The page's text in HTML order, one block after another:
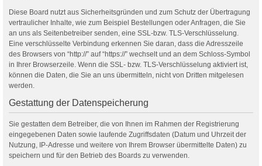
Diese Board nutzt aus Sicherheitsgründen und zum Schutz der Übertragung
vertraulicher Inhalte, wie zum Beispiel Bestellungen oder Anfragen, die Sie
an uns als Seitenbetreiber senden, eine SSL-bzw. TLS-Verschlüsselung.
Eine verschlüsselte Verbindung erkennen Sie daran, dass die Adresszeile
des Browsers von “http://” auf “https://” wechselt und an dem Schloss-Symbol
in Ihrer Browserzeile. Wenn die SSL- bzw. TLS-Verschlüsselung aktiviert ist,
können die Daten, die Sie an uns übermitteln, nicht von Dritten mitgelesen
werden.
Gestattung der Datenspeicherung
Sie gestatten dem Betreiber, die von Ihnen im Rahmen der Registrierung
eingegebenen Daten sowie laufende Zugriffsdaten (Datum und Uhrzeit der
Nutzung, IP-Adresse und weitere von Ihrem Browser übermittelte Daten) zu
speichern und für den Betrieb des Boards zu verwenden.